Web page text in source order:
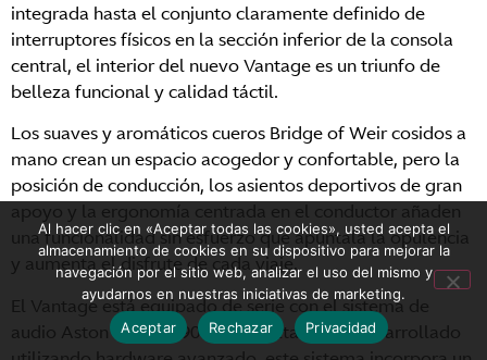
integrada hasta el conjunto claramente definido de
interruptores físicos en la sección inferior de la consola
central, el interior del nuevo Vantage es un triunfo de
belleza funcional y calidad táctil.
Los suaves y aromáticos cueros Bridge of Weir cosidos a
mano crean un espacio acogedor y confortable, pero la
posición de conducción, los asientos deportivos de gran
apoyo y la ergonomía centrada en el conductor añaden
una funcionalidad sin esfuerzo que apuntala la opulencia
y aumenta el disfrute de cada viaje.
El Vantage está equipado de serie con el sistema de
audio Aston Martin 390w de 11 altavoces. Desarrollado
Al hacer clic en «Aceptar todas las cookies», usted acepta el
almacenamiento de cookies en su dispositivo para mejorar la
navegación por el sitio web, analizar el uso del mismo y
ayudarnos en nuestras iniciativas de marketing.
Aceptar
Rechazar Privacidad